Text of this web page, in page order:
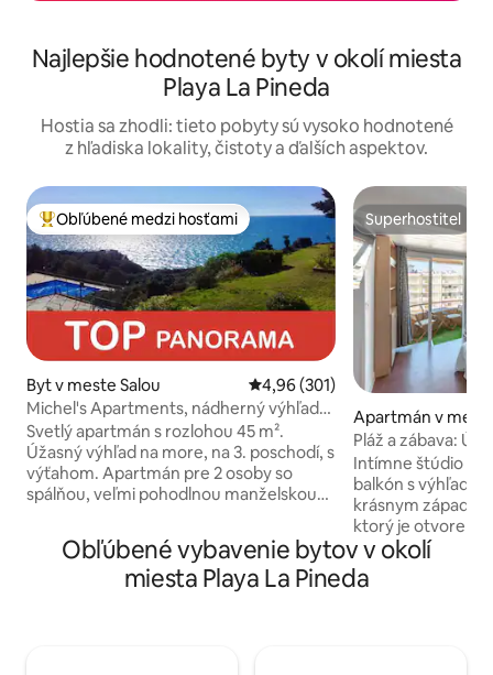
Najlepšie hodnotené byty v okolí miesta
Playa La Pineda
Hostia sa zhodli: tieto pobyty sú vysoko hodnotené
z hľadiska lokality, čistoty a ďalších aspektov.
Najobľúbenejšie medzi hosťami
Obľúbené medzi hosťami
Byt v meste Salou Priemerné ohodnotenie 4,96 z
4,96 (301)
Michel's Apartments, nádherný výhľad
na M...
Svetlý apartmán s rozlohou 45 m².
Úžasný výhľad na more, na 3. poschodí, s
výťahom. Apartmán pre 2 osoby so
spálňou, veľmi pohodlnou manželskou
na terasu. Ubytovanie s TV a priamym
prístupom na terasu. vybavenú kuchyňu
a jednu kúpeľňu. Veľmi silné Wi-Fi,
ideálne na PRÁCU NA DIAĽKU.
Superhostiteľ
Superhostiteľ
Apartmán v
a
Pláž a zábava:
Intímne štúdio
balkón s
krásnym
ktorý je otvorený
augusta. Relaxujte pri sledovaní svojich
obľúbených
najlepších
Obľúbené vybavenie bytov v okolí
miesta Playa La Pineda